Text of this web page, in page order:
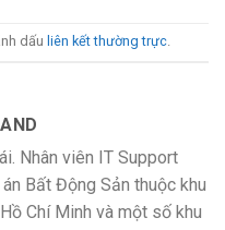
dấu liên kết thường trực.
Nhân viên IT Support
Bất Động Sản thuộc khu
Chí Minh và một số khu